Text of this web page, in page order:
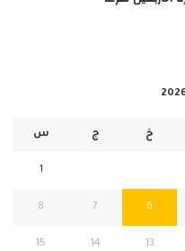
خ ج س
1
6
7
8
13
14
15